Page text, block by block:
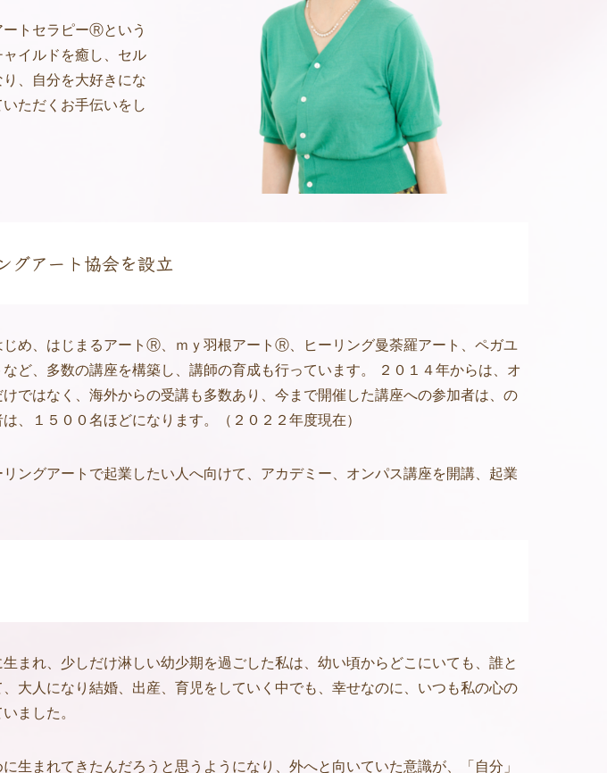
ートセラピーⓇという
イルドを癒し、セル
、自分を大好きにな
ただくお手伝いをし
グアート協会を設立
め、はじまるアートⓇ、ｍｙ羽根アートⓇ、ヒーリング曼荼羅アート、ペガユ
ど、多数の講座を構築し、講師の育成も行っています。 ２０１４年からは、オ
ではなく、海外からの受講も多数あり、今まで開催した講座への参加者は、の
、１５００名ほどになります。（２０２２年度現在）
ングアートで起業したい人へ向けて、アカデミー、オンパス講座を開講、起業
まれ、少しだけ淋しい幼少期を過ごした私は、幼い頃からどこにいても、誰と
大人になり結婚、出産、育児をしていく中でも、幸せなのに、いつも私の心の
ました。
生まれてきたんだろうと思うようになり、外へと向いていた意識が、「自分」